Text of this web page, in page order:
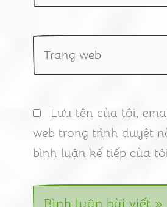
web
Lưu tên của tôi,
web trong trình duyệt
bình luận kế tiếp của